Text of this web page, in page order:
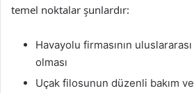
temel noktalar şunlardır:
Havayolu firmasının
olması
Uçak filosunun düzenli bakım